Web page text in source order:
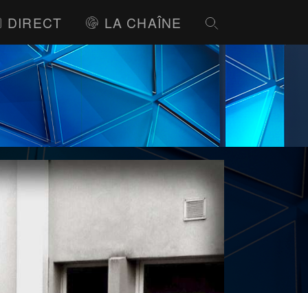
DIRECT LA CHAÎNE